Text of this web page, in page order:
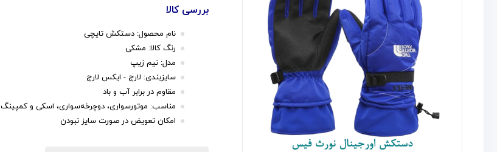
بررسی کالا
نام محصول: دستکش تایچی
رنگ کالا: مشکی
مدل: نیم زیپ
سایزبندی: لارج - ایکس لارج
مقاوم در برابر آب و باد
مناسب: موتورسواری، دوچرخه‌سواری، اسکی و کمپینگ
امکان تعویض در صورت سایز نبودن